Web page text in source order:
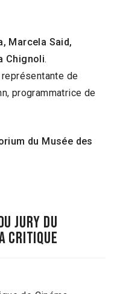
Marcela Said,
Chignoli.
représentante de
programmatrice de
du Musée des
jury du
Critique